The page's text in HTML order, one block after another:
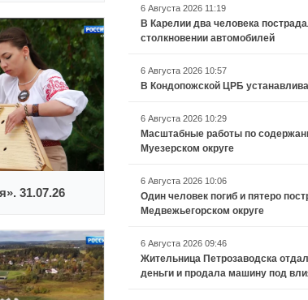
31.07.26
6 Августа 2026 11:19
В Карелии два человека
столкновении автомобилей
6 Августа 2026 10:57
В Кондопожской ЦРБ
6 Августа 2026 10:29
Масштабные работы по
Муезерском округе
6 Августа 2026 10:06
Один человек погиб и пятеро
Медвежьегорском округе
6 Августа 2026 09:46
Жительница Петрозаводска
деньги и продала машину под